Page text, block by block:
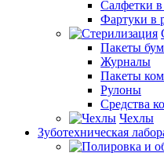
Салфетки в
Фартуки в
Пакеты
Журналы
Пакеты
Рулоны
Средства
Чехлы
Зуботехническая